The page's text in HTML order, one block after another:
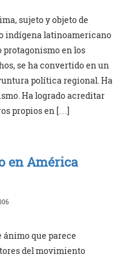
sujeto y objeto de
indígena latinoamericano
en los
se ha convertido en un
política regional. Ha
Ha logrado acreditar
propios en […]
en América
ánimo que parece
del movimiento